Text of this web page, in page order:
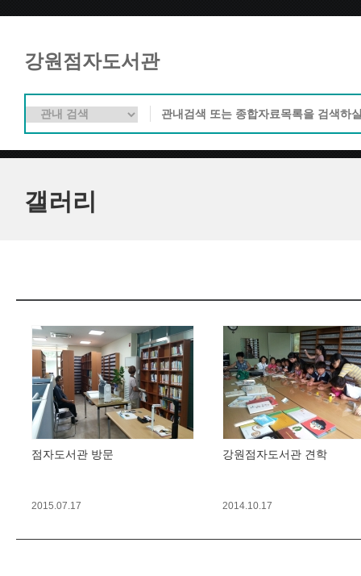
강원점자도서관
갤러리
점자도서관 방문
2015.07.17
강원점자도서관 견학
2014.10.17